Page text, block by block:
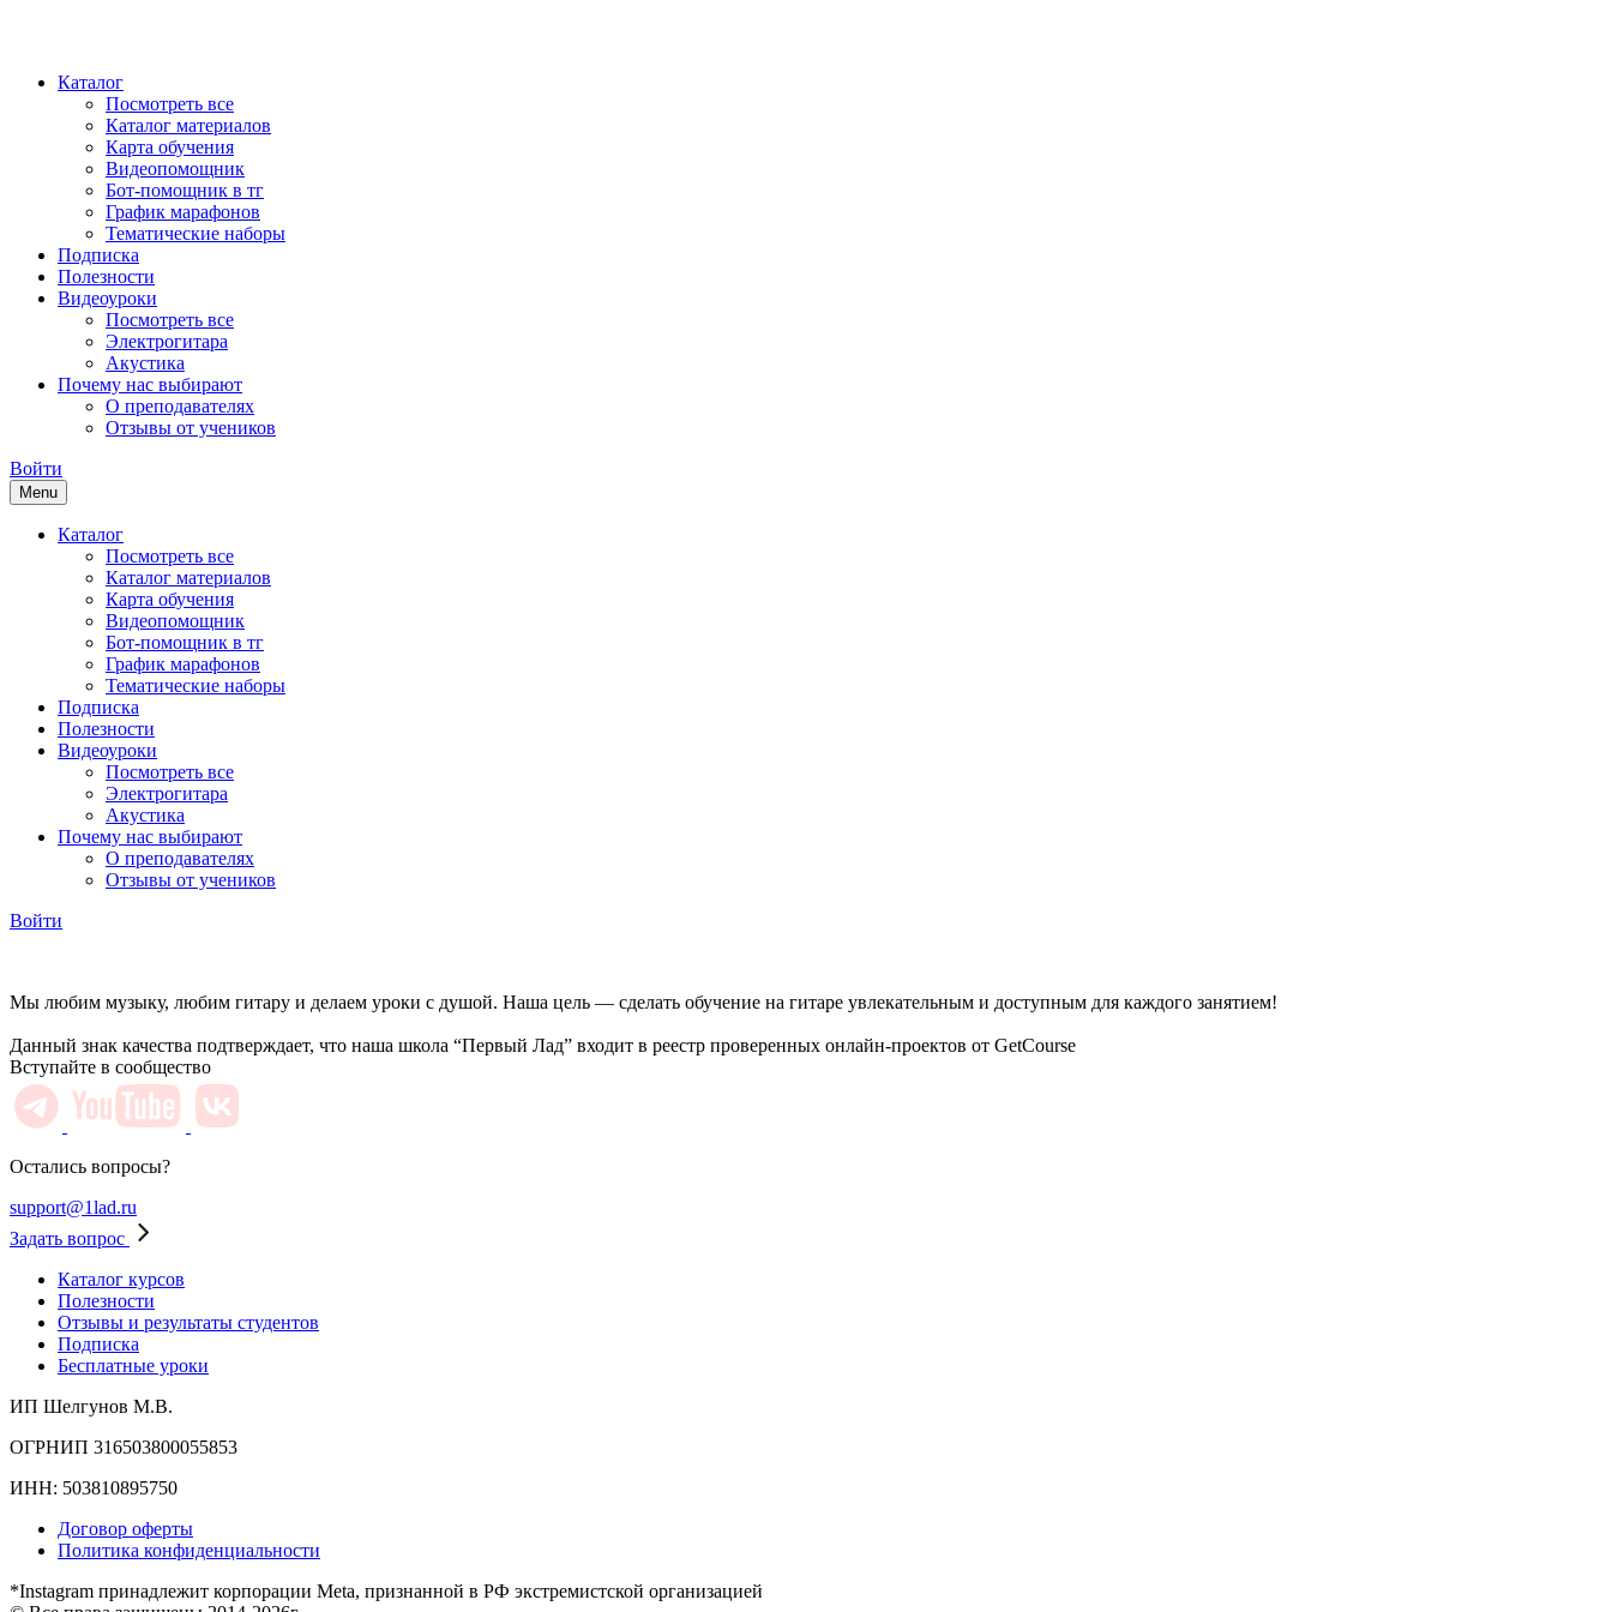
Каталог
Посмотреть все
Каталог материалов
Карта обучения
Видеопомощник
Бот-помощник в тг
График марафонов
Тематические наборы
Подписка
Полезности
Видеоуроки
Посмотреть все
Электрогитара
Акустика
Почему нас выбирают
О преподавателях
Отзывы от учеников
Войти
Menu
Каталог
Посмотреть все
Каталог материалов
Карта обучения
Видеопомощник
Бот-помощник в тг
График марафонов
Тематические наборы
Подписка
Полезности
Видеоуроки
Посмотреть все
Электрогитара
Акустика
Почему нас выбирают
О преподавателях
Отзывы от учеников
Войти
Мы любим музыку, любим гитару и делаем уроки с душой. Наша цель — сделать обучение на гитаре увлекательным и доступным для каждого занятием!
Данный знак качества подтверждает, что наша школа “Первый Лад” входит в реестр проверенных онлайн-проектов от GetCourse
Вступайте в сообщество
Остались вопросы?
support@1lad.ru
Задать вопрос
Каталог курсов
Полезности
Отзывы и результаты студентов
Подписка
Бесплатные уроки
ИП Шелгунов М.В.
ОГРНИП 316503800055853
ИНН: 503810895750
Договор оферты
Политика конфиденциальности
*Instagram принадлежит корпорации Meta, признанной в РФ экстремистской организацией